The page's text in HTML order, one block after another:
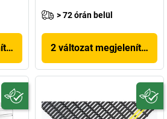
> 72 órán belül
2 változat megjelenítése